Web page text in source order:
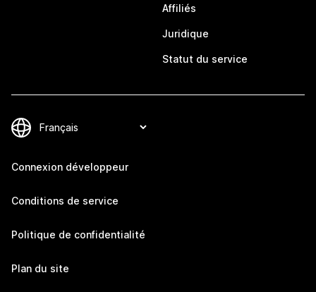
Affiliés
Juridique
Statut du service
Connexion développeur
Conditions de service
Politique de confidentialité
Plan du site